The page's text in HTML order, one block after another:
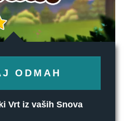
ODMAH
Vrt iz vaših Snova